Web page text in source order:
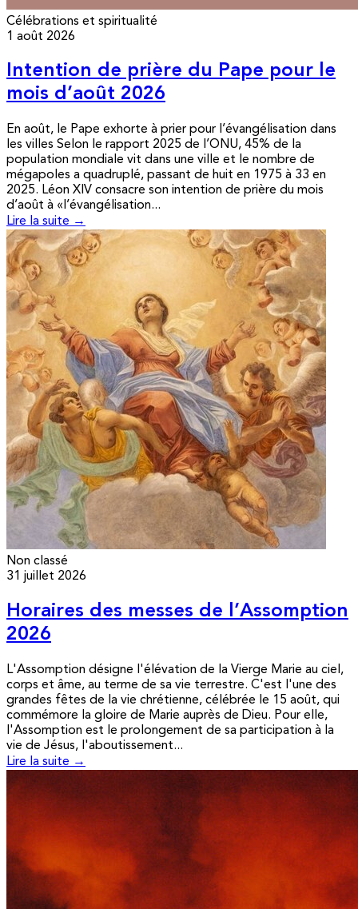
Célébrations et spiritualité
1 août 2026
Intention de prière du Pape pour le
mois d’août 2026
En août, le Pape exhorte à prier pour l’évangélisation dans
les villes Selon le rapport 2025 de l’ONU, 45% de la
population mondiale vit dans une ville et le nombre de
mégapoles a quadruplé, passant de huit en 1975 à 33 en
2025. Léon XIV consacre son intention de prière du mois
d’août à «l’évangélisation...
Lire la suite →
Non classé
31 juillet 2026
Horaires des messes de l’Assomption
2026
L'Assomption désigne l'élévation de la Vierge Marie au ciel,
corps et âme, au terme de sa vie terrestre. C'est l'une des
grandes fêtes de la vie chrétienne, célébrée le 15 août, qui
commémore la gloire de Marie auprès de Dieu. Pour elle,
l'Assomption est le prolongement de sa participation à la
vie de Jésus, l'aboutissement...
Lire la suite →